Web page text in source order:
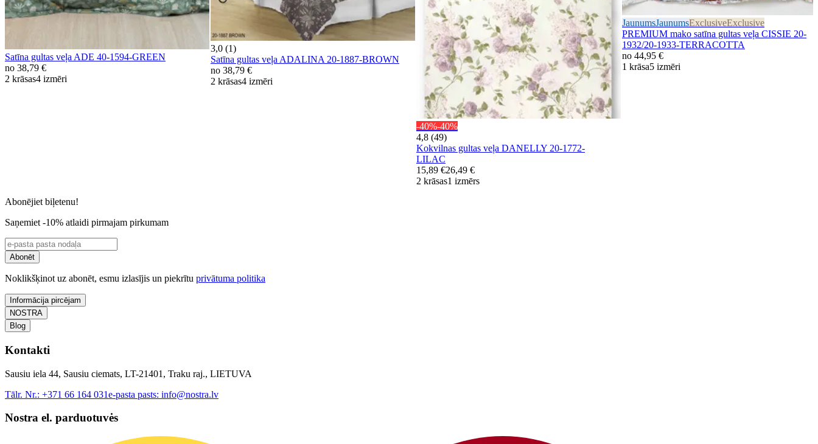
Satīna gultas veļa ADE 40-1594-GREEN
no 38,79 €
2 krāsas4 izmēri
3,0 (1)
Satīna gultas veļa ADALINA 20-1887-BROWN
no 38,79 €
2 krāsas4 izmēri
-40%-40%
4,8 (49)
Kokvilnas gultas veļa DANELLY 20-1772-
LILAC
15,89 €26,49 €
2 krāsas1 izmērs
JaunumsJaunumsExclusiveExclusive
PREMIUM mako satīna gultas veļa CISSIE 20-
1932/20-1933-TERRACOTTA
no 44,95 €
1 krāsa5 izmēri
Abonējiet biļetenu!
Saņemiet -10% atlaidi pirmajam pirkumam
Abonēt
Noklikšķinot uz abonēt, esmu izlasījis un piekrītu privātuma politika
Informācija pircējam
NOSTRA
Blog
Kontakti
Sausiu iela 44, Sausiu ciemats, LT-21401, Traku raj., LIETUVA
Tālr. Nr.: +371 66 164 031e-pasta pasts: info@nostra.lv
Nostra el. parduotuvės